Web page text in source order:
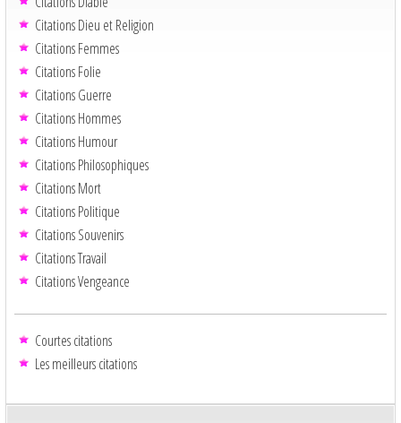
Citations Dieu et Religion
Citations Femmes
Citations Folie
Citations Guerre
Citations Hommes
Citations Humour
Citations Philosophiques
Citations Mort
Citations Politique
Citations Souvenirs
Citations Travail
Citations Vengeance
Courtes citations
Les meilleurs citations